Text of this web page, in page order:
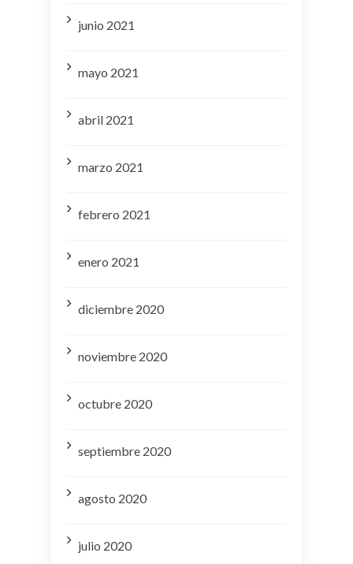
junio 2021
mayo 2021
abril 2021
marzo 2021
febrero 2021
enero 2021
diciembre 2020
noviembre 2020
octubre 2020
septiembre 2020
agosto 2020
julio 2020